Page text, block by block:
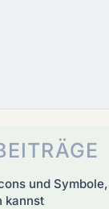
und
kannst